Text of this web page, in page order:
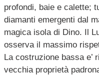
profondi, baie e calette;
diamanti emergenti dal
magica isola di Dino. Il
osserva il massimo
La costruzione bassa e’
vecchia proprietà